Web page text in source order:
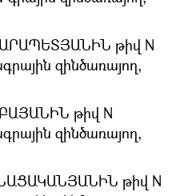
թիվ N
զինծառայող,
թիվ N
զինծառայող,
թիվ N